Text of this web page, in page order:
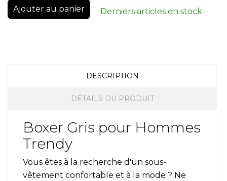
Ajouter au panier Derniers articles en stock
DESCRIPTION
DÉTAILS DU PRODUIT
Boxer Gris pour Hommes
Trendy
Vous êtes à la recherche d'un sous-
vêtement confortable et à la mode ? Ne